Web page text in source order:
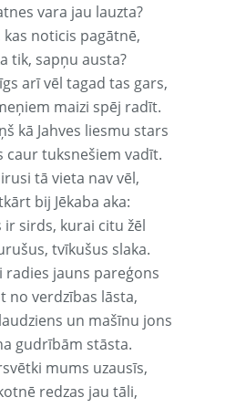
vara jau lauzta?
kas noticis pagātnē,
tik, sapņu austa?
arī vēl tagad tas gars,
maizi spēj radīt.
kā Jahves liesmu stars
caur tuksnešiem vadīt.
tā vieta nav vēl,
bij Jēkaba aka:
ir sirds, kurai citu žēl
tvīkušus slaka.
radies jauns pareģons
no verdzības lāsta,
un mašīnu jons
gudrībām stāsta.
mums uzausīs,
redzas jau tāli,